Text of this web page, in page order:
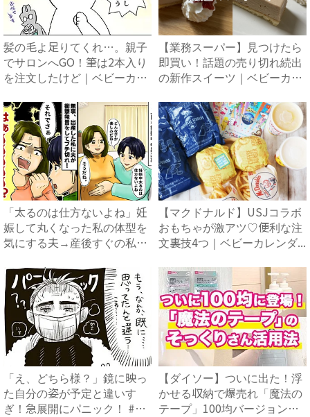
髪の毛よ足りてくれ…。親子
でサロンへGO！筆は2本入り
を注文したけど｜ベビーカ
【業務スーパー】見つけたら
即買い！話題の売り切れ続出
の新作スイーツ｜ベビーカレ
「太るのは仕方ないよね」妊
娠して丸くなった私の体型を
気にする夫→産後すぐの私に
【マクドナルド】USJコラボ
おもちゃが激アツ♡便利な注
文裏技4つ｜ベビーカレンダ...
「え、どちら様？」鏡に映っ
た自分の姿が予定と違いす
ぎ！急展開にパニック！ #思
【ダイソー】ついに出た！浮
かせる収納で爆売れ「魔法の
テープ」100均バージョン